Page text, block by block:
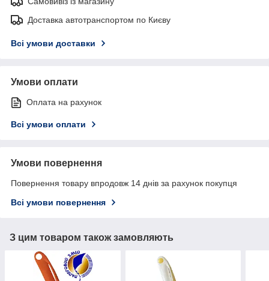
Доставка автотранспортом по Києву
Всі умови доставки
Умови оплати
Оплата на рахунок
Всі умови оплати
Умови повернення
Повернення товару впродовж 14 днів за рахунок покупця
Всі умови повернення
З цим товаром також замовляють